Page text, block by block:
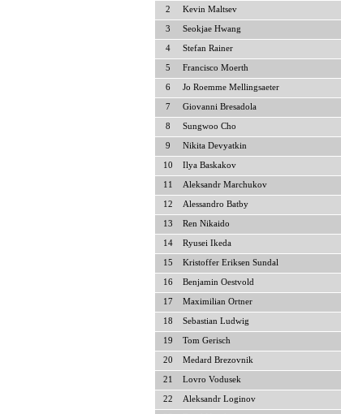
2 Kevin Maltsev
3 Seokjae Hwang
4 Stefan Rainer
5 Francisco Moerth
6 Jo Roemme Mellingsaeter
7 Giovanni Bresadola
8 Sungwoo Cho
9 Nikita Devyatkin
10 Ilya Baskakov
11 Aleksandr Marchukov
12 Alessandro Batby
13 Ren Nikaido
14 Ryusei Ikeda
15 Kristoffer Eriksen Sundal
16 Benjamin Oestvold
17 Maximilian Ortner
18 Sebastian Ludwig
19 Tom Gerisch
20 Medard Brezovnik
21 Lovro Vodusek
22 Aleksandr Loginov